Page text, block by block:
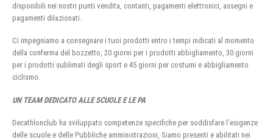
disponibili nei nostri punti vendita, contanti, pagamenti elettronici, assegni e
pagamenti dilazionati.
Ci impegniamo a consegnare i tuoi prodotti entro i tempi indicati al momento
della conferma del bozzetto, 20 giorni per i prodotti abbigliamento, 30 giorni
per i prodotti sublimati degli sport e 45 giorni per costumi e abbigliamento
ciclismo.
UN TEAM DEDICATO ALLE SCUOLE E LE PA
Decathlonclub ha sviluppato competenze specifiche per soddisfare l’esigenze
delle scuole e delle Pubbliche amministrazioni, Siamo presenti e abilitati nei